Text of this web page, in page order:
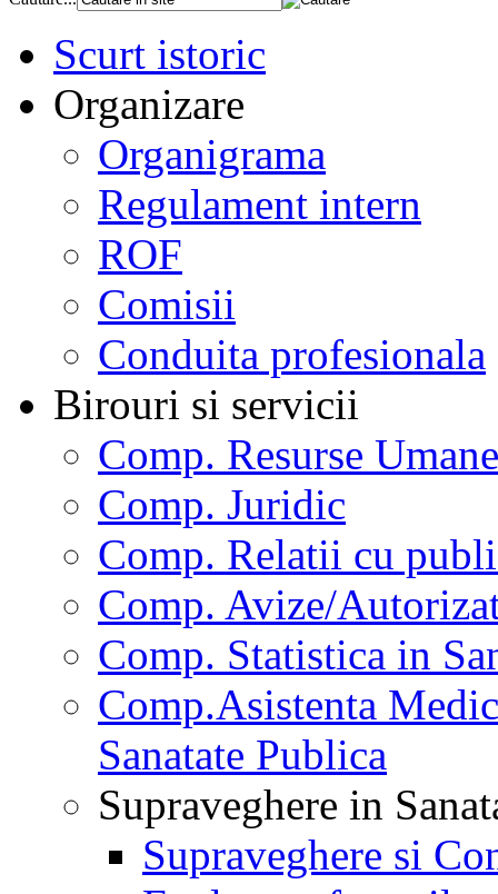
Scurt istoric
Organizare
Organigrama
Regulament intern
ROF
Comisii
Conduita profesionala
Birouri si servicii
Comp. Resurse Umane
Comp. Juridic
Comp. Relatii cu
Comp. Avize/
Comp. Statistica in
Comp.Asistenta
Sanatate Publica
Supraveghere in
Supraveghere si